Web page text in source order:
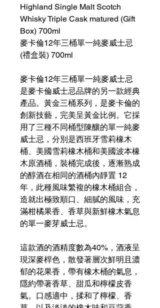
Highland Single Malt Scotch
Whisky Triple Cask matured (Gift
Box) 700ml
麥卡倫12年三桶單一純麥威士忌
(禮盒裝) 700ml
麥卡倫12年三桶單一純麥威士忌
是麥卡倫威士忌品牌的另一款經典
產品。黃金三桶系列，是麥卡倫的
創新技藝，完美呈黃金比例。它採
用了三種不同桶型陳釀的單一純麥
威士忌，分別是西班牙雪莉橡木
桶、美國雪莉橡木桶和美國波本橡
木原酒桶，裝桶完成後，逐漸熟成
的醇酒在相同的酒桶內靜置 12
年，此種風味繁複的橡木桶組合，
造就出極致順口、細膩的風味，充
滿柑橘果香、香草與新鮮橡木氣息
的單一麥芽威士忌。
這款酒的酒精度數為40%，酒液呈
現深麥桿色，散發著層次鮮明且濃
郁的花果香，帶有橡木桶的氣息，
隱約帶著香草、甜瓜和檸檬皮香
氣。口感適中，揉和了檸檬、香